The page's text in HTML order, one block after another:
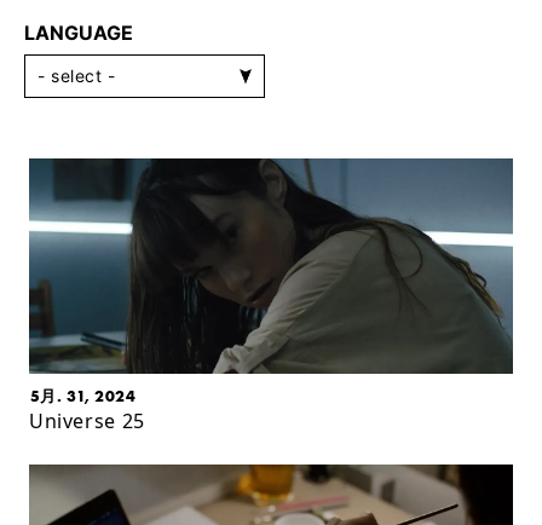
LANGUAGE
5月. 31, 2024
Universe 25